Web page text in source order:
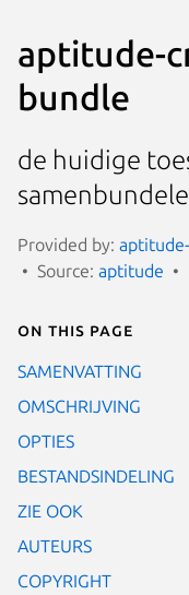
aptitude-
bundle
de huidige
Provided by:
Source: aptitude
On this page
SAMENVATTING
OMSCHRIJVING
OPTIES
BESTANDSINDELING
ZIE OOK
AUTEURS
COPYRIGHT